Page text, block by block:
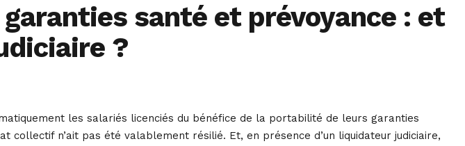
santé et prévoyance : et
?
les salariés licenciés du bénéfice de la portabilité de leurs garanties
n’ait pas été valablement résilié. Et, en présence d’un liquidateur judiciaire,